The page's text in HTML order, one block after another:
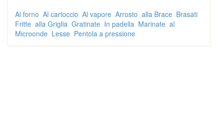
Al forno Al cartoccio Al vapore Arrosto alla Brace Brasati
Fritte alla Griglia Gratinate In padella Marinate al
Microonde Lesse Pentola a pressione